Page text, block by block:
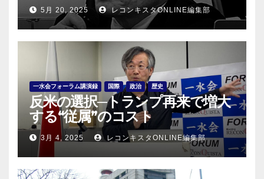
5月 20, 2025 レコンキスタONLINE編集部
一水会フォーラム講演録 国際 政治 歴史
反米の選択─トランプ再来で増大
する“従属”のコスト
3月 4, 2025 レコンキスタONLINE編集部